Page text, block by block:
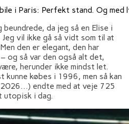
i Paris: Perfekt stand. Og
da jeg så en Elise i
vil ikke gå så vidt som til at
den er elegant, den har
og så var den også alt det,
herunder ikke mindst let.
købes i 1996, men så kan
endte med at veje 725
utopisk i dag.